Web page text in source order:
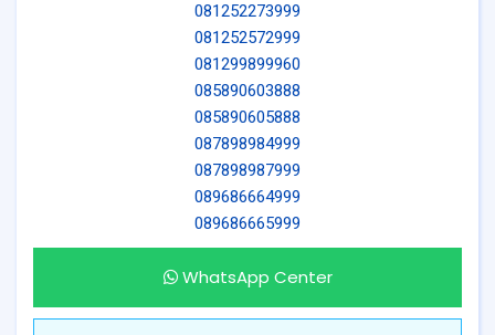
081252273999
081252572999
081299899960
085890603888
085890605888
087898984999
087898987999
089686664999
089686665999
WhatsApp Center